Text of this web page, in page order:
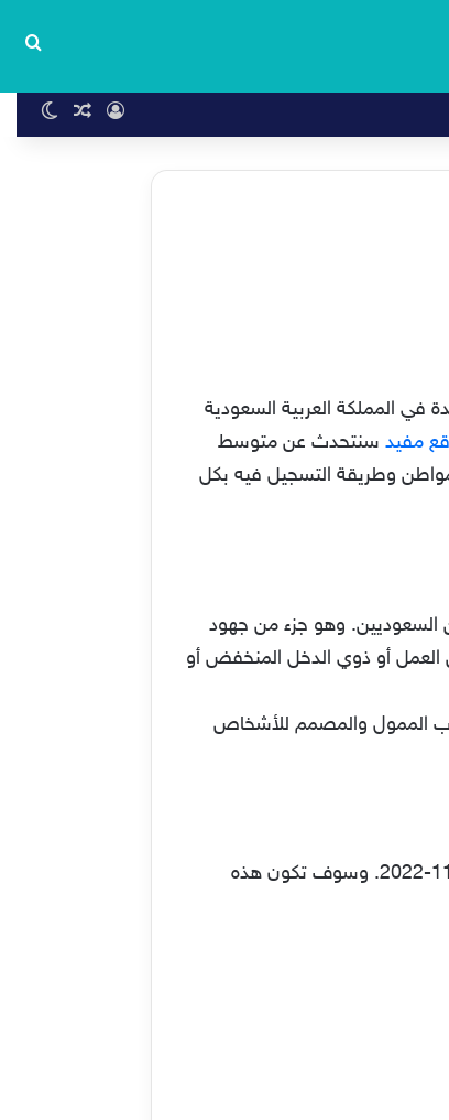
تسجيل الدخول
مقال
رائعة للعائلات المتواجدة في المملكة العربية السعودية
مفيد سنتحدث عن متوسط
وطريقة التسجيل فيه بكل
السعوديين. وهو جزء من جهود
العمل أو ذوي الدخل المنخفض أو
الممول والمصمم للأشخاص
نزلت دفعة بالفعل يوم الخميس الموافق في التاريخ الهجري 16-04-1444 والذي وافق في التاريخ الميلادي 10-11-2022. وسوف تكون هذه